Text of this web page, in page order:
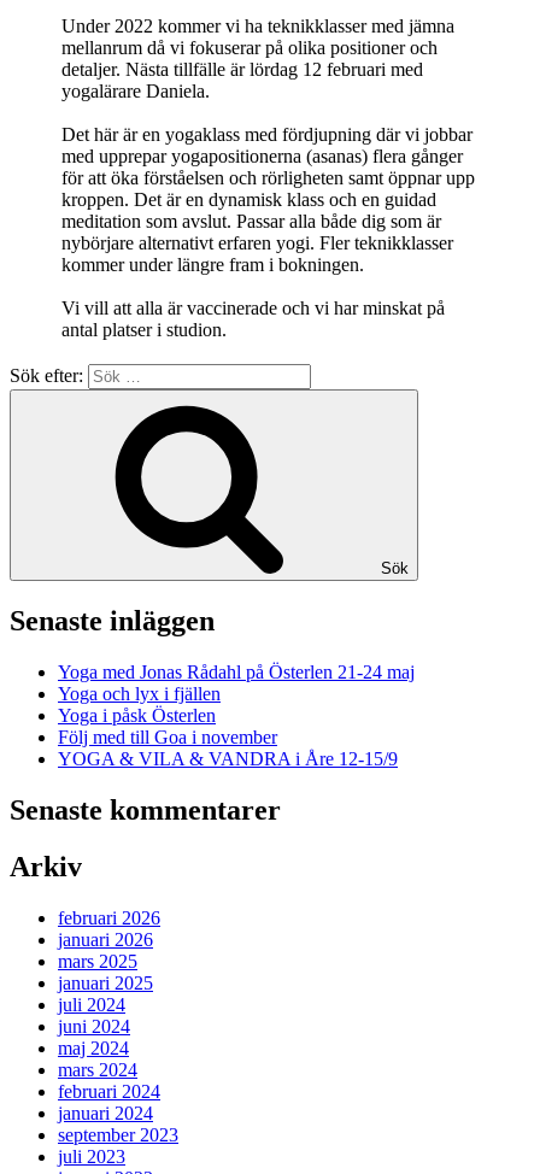
Under 2022 kommer vi ha teknikklasser med jämna
mellanrum då vi fokuserar på olika positioner och
detaljer. Nästa tillfälle är lördag 12 februari med
yogalärare Daniela.
Det här är en yogaklass med fördjupning där vi jobbar
med upprepar yogapositionerna (asanas) flera gånger
för att öka förståelsen och rörligheten samt öppnar upp
kroppen. Det är en dynamisk klass och en guidad
meditation som avslut. Passar alla både dig som är
nybörjare alternativt erfaren yogi. Fler teknikklasser
kommer under längre fram i bokningen.
Vi vill att alla är vaccinerade och vi har minskat på
antal platser i studion.
Sök efter:
Sök
Senaste inläggen
Yoga med Jonas Rådahl på Österlen 21-24 maj
Yoga och lyx i fjällen
Yoga i påsk Österlen
Följ med till Goa i november
YOGA & VILA & VANDRA i Åre 12-15/9
Senaste kommentarer
Arkiv
februari 2026
januari 2026
mars 2025
januari 2025
juli 2024
juni 2024
maj 2024
mars 2024
februari 2024
januari 2024
september 2023
juli 2023